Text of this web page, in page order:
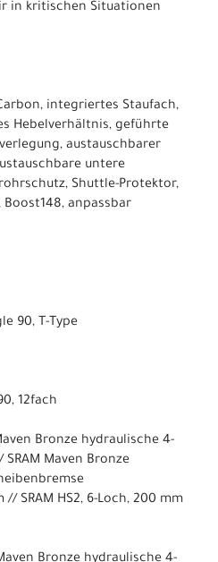
in kritischen Situationen
integriertes Staufach,
Hebelverhältnis, geführte
austauschbarer
untere
Shuttle-Protektor,
Boost148, anpassbar
90, T-Type
12fach
Bronze hydraulische 4-
Maven Bronze
// SRAM HS2, 6-Loch, 200 mm